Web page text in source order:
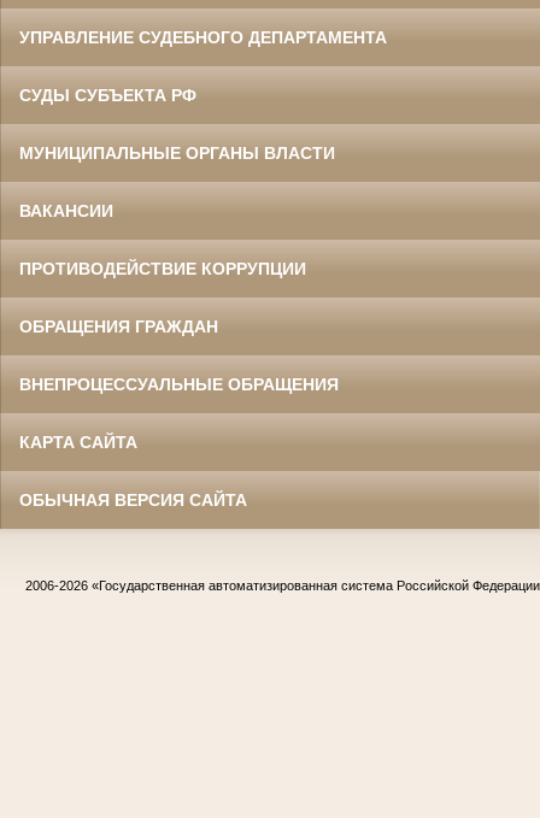
УПРАВЛЕНИЕ СУДЕБНОГО ДЕПАРТАМЕНТА
СУДЫ СУБЪЕКТА РФ
МУНИЦИПАЛЬНЫЕ ОРГАНЫ ВЛАСТИ
ВАКАНСИИ
ПРОТИВОДЕЙСТВИЕ КОРРУПЦИИ
ОБРАЩЕНИЯ ГРАЖДАН
ВНЕПРОЦЕССУАЛЬНЫЕ ОБРАЩЕНИЯ
КАРТА САЙТА
ОБЫЧНАЯ ВЕРСИЯ САЙТА
2006-2026 «Государственная автоматизированная система Российской